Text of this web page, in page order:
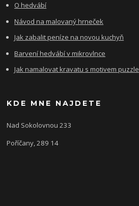
O hedvábí
Návod na malovaný hrneček
Jak zabalit peníze na novou kuchyň
Barvení hedvábí v mikrovlnce
Jak namalovat kravatu s motivem puzzle
KDE MNE NAJDETE
Nad Sokolovnou 233
Poříčany, 289 14